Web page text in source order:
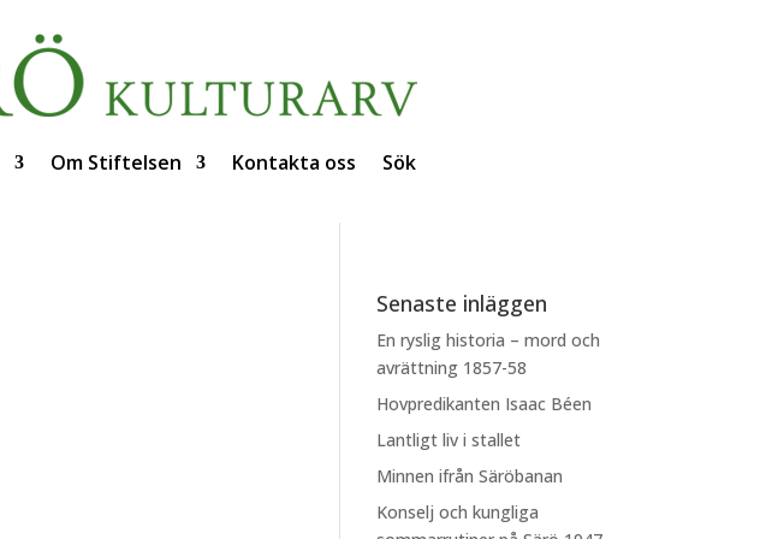
Om Stiftelsen Kontakta oss Sök
Senaste inläggen
En ryslig historia – mord och
avrättning 1857-58
Hovpredikanten Isaac Béen
Lantligt liv i stallet
Minnen ifrån Säröbanan
Konselj och kungliga